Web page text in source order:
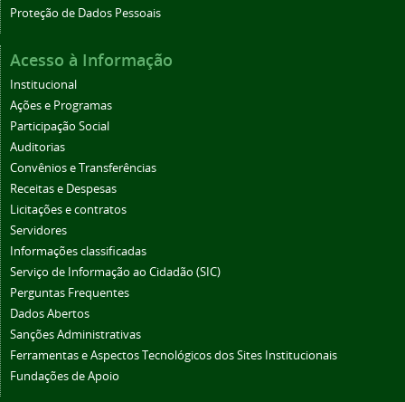
Proteção de Dados Pessoais
Acesso à Informação
Institucional
Ações e Programas
Participação Social
Auditorias
Convênios e Transferências
Receitas e Despesas
Licitações e contratos
Servidores
Informações classificadas
Serviço de Informação ao Cidadão (SIC)
Perguntas Frequentes
Dados Abertos
Sanções Administrativas
Ferramentas e Aspectos Tecnológicos dos Sites Institucionais
Fundações de Apoio